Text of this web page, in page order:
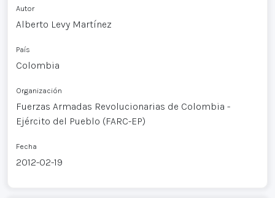
Autor
Alberto Levy Martínez
País
Colombia
Organización
Fuerzas Armadas Revolucionarias de Colombia -
Ejército del Pueblo (FARC-EP)
Fecha
2012-02-19